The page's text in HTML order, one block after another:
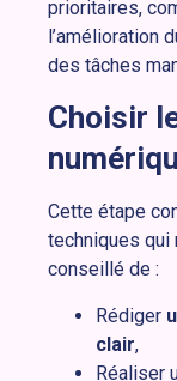
prioritaires,
l’amélioration
des tâches
Choisir
Cette étape
techniques
conseillé de :
Rédiger
clair,
Réaliser